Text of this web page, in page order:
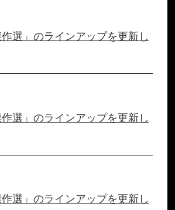
選」のラインアップを更新し
選」のラインアップを更新し
選」のラインアップを更新し